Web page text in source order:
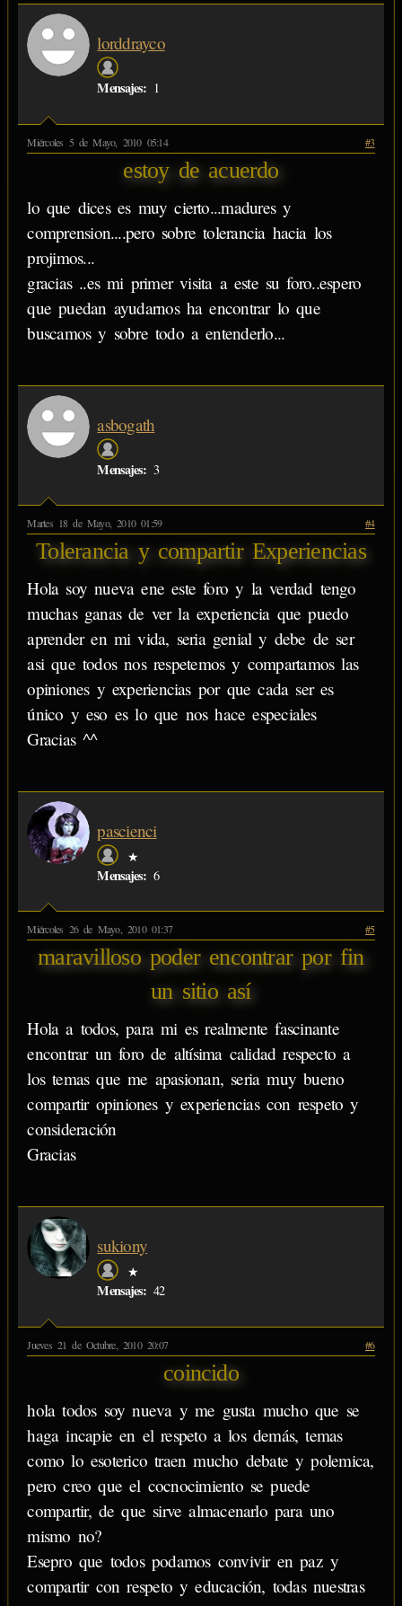
lorddrayco
Mensajes: 1
Miércoles 5 de Mayo, 2010 05:14 #3
estoy de acuerdo
lo que dices es muy cierto...madures y
comprension....pero sobre tolerancia hacia los
projimos...
gracias ..es mi primer visita a este su foro..espero
que puedan ayudarnos ha encontrar lo que
buscamos y sobre todo a entenderlo...
asbogath
Mensajes: 3
Martes 18 de Mayo, 2010 01:59 #4
Tolerancia y compartir Experiencias
Hola soy nueva ene este foro y la verdad tengo
muchas ganas de ver la experiencia que puedo
aprender en mi vida, seria genial y debe de ser
asi que todos nos respetemos y compartamos las
opiniones y experiencias por que cada ser es
único y eso es lo que nos hace especiales
Gracias ^^
pascienci
★
Mensajes: 6
Miércoles 26 de Mayo, 2010 01:37 #5
maravilloso poder encontrar por fin
un sitio así
Hola a todos, para mi es realmente fascinante
encontrar un foro de altísima calidad respecto a
los temas que me apasionan, seria muy bueno
compartir opiniones y experiencias con respeto y
consideración
Gracias
sukiony
★
Mensajes: 42
Jueves 21 de Octubre, 2010 20:07 #6
coincido
hola todos soy nueva y me gusta mucho que se
haga incapie en el respeto a los demás, temas
como lo esoterico traen mucho debate y polemica,
pero creo que el cocnocimiento se puede
compartir, de que sirve almacenarlo para uno
mismo no?
Esepro que todos podamos convivir en paz y
compartir con respeto y educación, todas nuestras